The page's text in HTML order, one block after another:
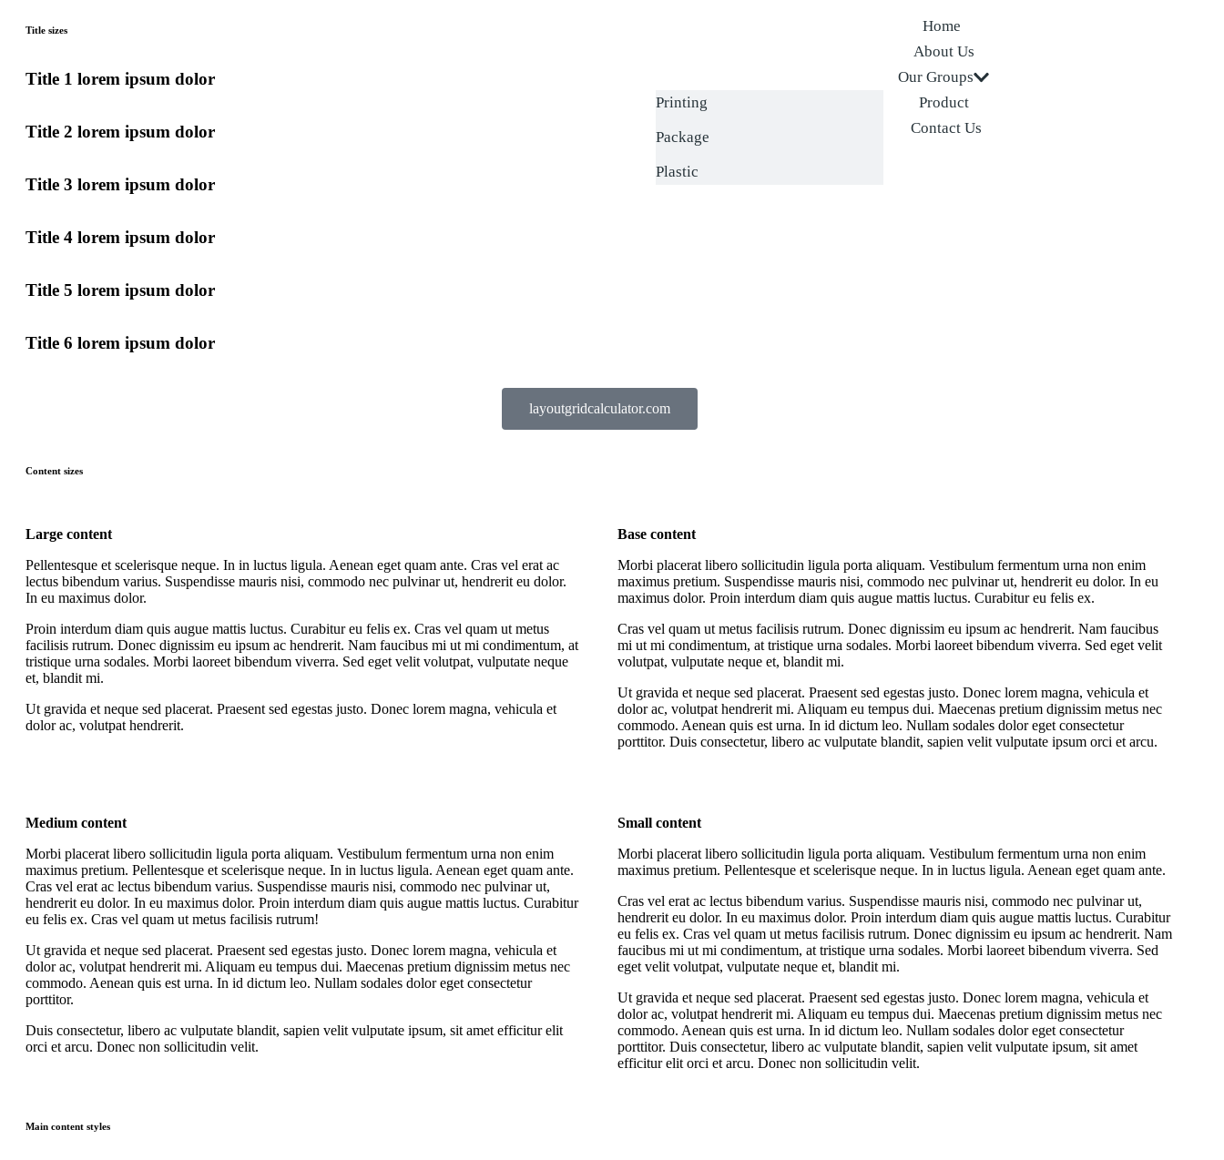
Home
About Us
Our Groups
Printing
Package
Plastic
Product
Contact Us
Title sizes
Title 1 lorem ipsum dolor
Title 2 lorem ipsum dolor
Title 3 lorem ipsum dolor
Title 4 lorem ipsum dolor
Title 5 lorem ipsum dolor
Title 6 lorem ipsum dolor
layoutgridcalculator.com
Content sizes
Large content
Pellentesque et scelerisque neque. In in luctus ligula. Aenean eget quam ante. Cras vel erat ac
lectus bibendum varius. Suspendisse mauris nisi, commodo nec pulvinar ut, hendrerit eu dolor.
In eu maximus dolor.
Proin interdum diam quis augue mattis luctus. Curabitur eu felis ex. Cras vel quam ut metus
facilisis rutrum. Donec dignissim eu ipsum ac hendrerit. Nam faucibus mi ut mi condimentum, at
tristique urna sodales. Morbi laoreet bibendum viverra. Sed eget velit volutpat, vulputate neque
et, blandit mi.
Ut gravida et neque sed placerat. Praesent sed egestas justo. Donec lorem magna, vehicula et
dolor ac, volutpat hendrerit.
Base content
Morbi placerat libero sollicitudin ligula porta aliquam. Vestibulum fermentum urna non enim
maximus pretium. Suspendisse mauris nisi, commodo nec pulvinar ut, hendrerit eu dolor. In eu
maximus dolor. Proin interdum diam quis augue mattis luctus. Curabitur eu felis ex.
Cras vel quam ut metus facilisis rutrum. Donec dignissim eu ipsum ac hendrerit. Nam faucibus
mi ut mi condimentum, at tristique urna sodales. Morbi laoreet bibendum viverra. Sed eget velit
volutpat, vulputate neque et, blandit mi.
Ut gravida et neque sed placerat. Praesent sed egestas justo. Donec lorem magna, vehicula et
dolor ac, volutpat hendrerit mi. Aliquam eu tempus dui. Maecenas pretium dignissim metus nec
commodo. Aenean quis est urna. In id dictum leo. Nullam sodales dolor eget consectetur
porttitor. Duis consectetur, libero ac vulputate blandit, sapien velit vulputate ipsum orci et arcu.
Medium content
Morbi placerat libero sollicitudin ligula porta aliquam. Vestibulum fermentum urna non enim
maximus pretium. Pellentesque et scelerisque neque. In in luctus ligula. Aenean eget quam ante.
Cras vel erat ac lectus bibendum varius. Suspendisse mauris nisi, commodo nec pulvinar ut,
hendrerit eu dolor. In eu maximus dolor. Proin interdum diam quis augue mattis luctus. Curabitur
eu felis ex. Cras vel quam ut metus facilisis rutrum!
Ut gravida et neque sed placerat. Praesent sed egestas justo. Donec lorem magna, vehicula et
dolor ac, volutpat hendrerit mi. Aliquam eu tempus dui. Maecenas pretium dignissim metus nec
commodo. Aenean quis est urna. In id dictum leo. Nullam sodales dolor eget consectetur
porttitor.
Duis consectetur, libero ac vulputate blandit, sapien velit vulputate ipsum, sit amet efficitur elit
orci et arcu. Donec non sollicitudin velit.
Small content
Morbi placerat libero sollicitudin ligula porta aliquam. Vestibulum fermentum urna non enim
maximus pretium. Pellentesque et scelerisque neque. In in luctus ligula. Aenean eget quam ante.
Cras vel erat ac lectus bibendum varius. Suspendisse mauris nisi, commodo nec pulvinar ut,
hendrerit eu dolor. In eu maximus dolor. Proin interdum diam quis augue mattis luctus. Curabitur
eu felis ex. Cras vel quam ut metus facilisis rutrum. Donec dignissim eu ipsum ac hendrerit. Nam
faucibus mi ut mi condimentum, at tristique urna sodales. Morbi laoreet bibendum viverra. Sed
eget velit volutpat, vulputate neque et, blandit mi.
Ut gravida et neque sed placerat. Praesent sed egestas justo. Donec lorem magna, vehicula et
dolor ac, volutpat hendrerit mi. Aliquam eu tempus dui. Maecenas pretium dignissim metus nec
commodo. Aenean quis est urna. In id dictum leo. Nullam sodales dolor eget consectetur
porttitor. Duis consectetur, libero ac vulputate blandit, sapien velit vulputate ipsum, sit amet
efficitur elit orci et arcu. Donec non sollicitudin velit.
Main content styles